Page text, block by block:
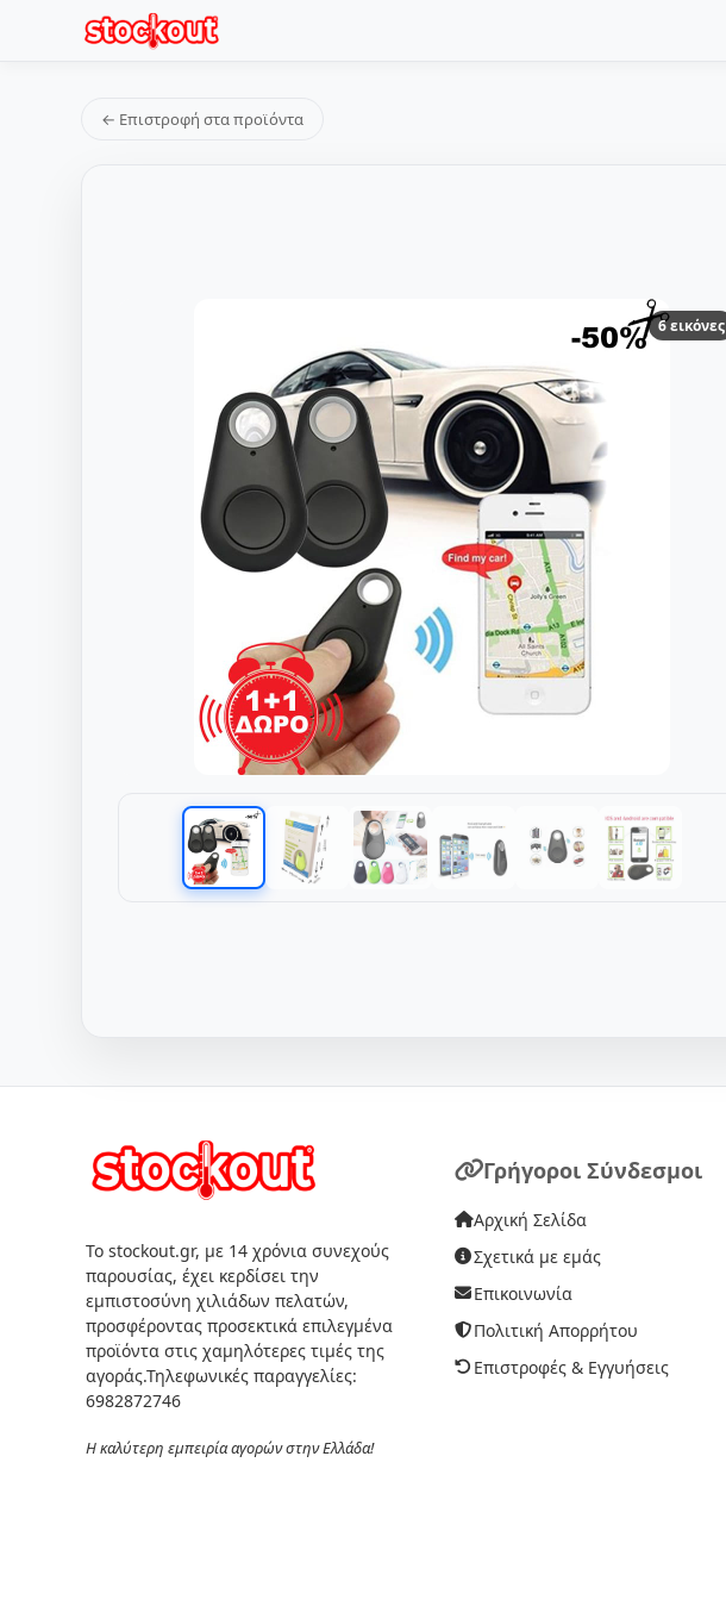
← Επιστροφή στα προϊόντα
6 εικόνες
Το stockout.gr, με 14 χρόνια συνεχούς
παρουσίας, έχει κερδίσει την
εμπιστοσύνη χιλιάδων πελατών,
προσφέροντας προσεκτικά επιλεγμένα
προϊόντα στις χαμηλότερες τιμές της
αγοράς.Τηλεφωνικές παραγγελίες:
6982872746
Η καλύτερη εμπειρία αγορών στην Ελλάδα!
Γρήγοροι Σύνδεσμοι
Αρχική Σελίδα
Σχετικά με εμάς
Επικοινωνία
Πολιτική Απορρήτου
Επιστροφές & Εγγυήσεις